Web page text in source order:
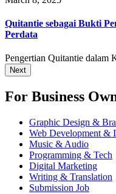
Quitantie sebagai Bukti
Perdata
Pengertian Quitantie dalam
Next
For Business
Graphic Design &
Web Development &
Music & Audio
Programming & Tech
Digital Marketing
Writing & Translation
Submission Job